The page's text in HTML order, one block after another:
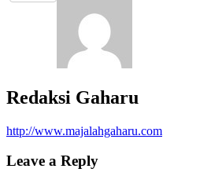
Redaksi Gaharu
http://www.majalahgaharu.com
Leave a Reply